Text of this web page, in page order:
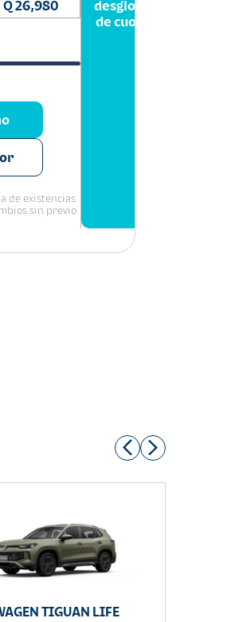
de existencias.
sin previo
desglose
de cuota
TIGUAN LIFE